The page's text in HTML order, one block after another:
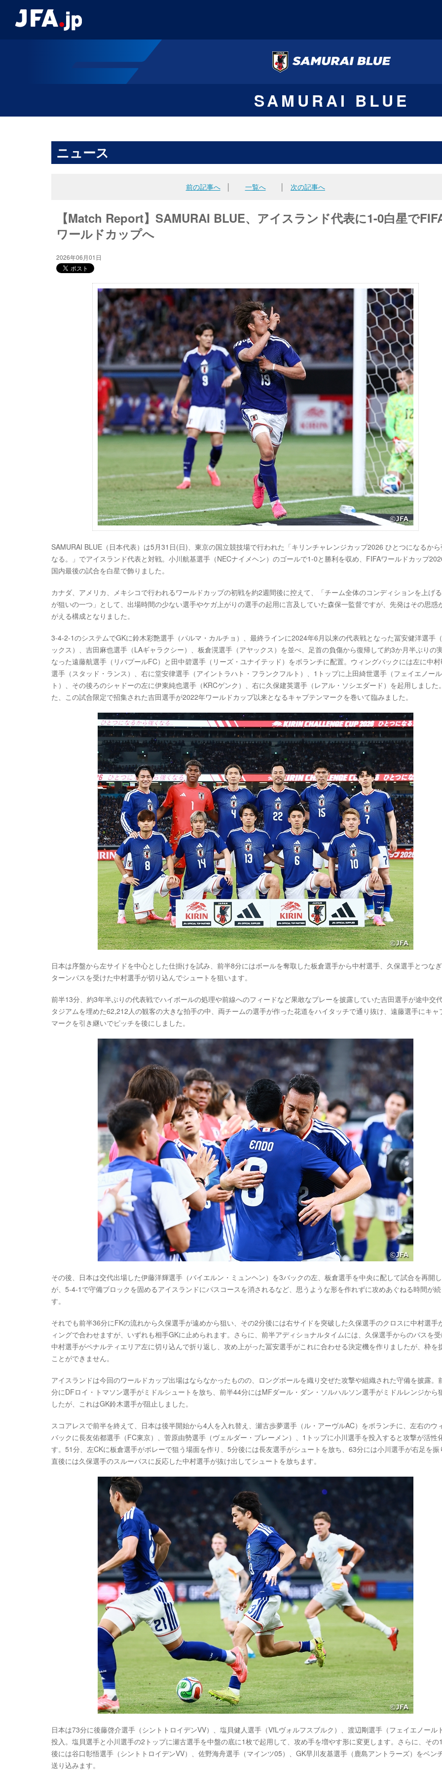
SAMURAI BLUE
ニュース
前の記事へ│ 一覧へ 次の記事へ
【Match Report】SAMURAI BLUE、アイスランド代表に1-0白星で
ワールドカップへ
2026年06月01日
SAMURAI BLUE（日本代表）は5月31日(日)、東京の国立競技場で行われた「キリンチャレンジカップ2026 ひとつになるか
なる。」でアイスランド代表と対戦。小川航基選手（NECナイメヘン）のゴールで1-0と勝利を収め、FIFAワールドカップ
国内最後の試合を白星で飾りました。
カナダ、アメリカ、メキシコで行われるワールドカップの初戦を約2週間後に控えて、「チーム全体のコンディションを上げ
が狙いの一つ」として、出場時間の少ない選手やケガ上がりの選手の起用に言及していた森保一監督ですが、先発はその思惑
がえる構成となりました。
3-4-2-1のシステムでGKに鈴木彩艶選手（パルマ・カルチョ）、最終ラインに2024年6月以来の代表戦となった冨安健洋選手
ックス）、吉田麻也選手（LAギャラクシー）、板倉滉選手（アヤックス）を並べ、足首の負傷から復帰して約3か月半ぶりの
なった遠藤航選手（リバプールFC）と田中碧選手（リーズ・ユナイテッド）をボランチに配置。ウィングバックには左に中
選手（スタッド・ランス）、右に堂安律選手（アイントラハト・フランクフルト）、1トップに上田綺世選手（フェイエノール
ト）、その後ろのシャドーの左に伊東純也選手（KRCゲンク）、右に久保建英選手（レアル・ソシエダード）を起用しました
た、この試合限定で招集された吉田選手が2022年ワールドカップ以来となるキャプテンマークを巻いて臨みました。
日本は序盤から左サイドを中心とした仕掛けを試み、前半8分にはボールを奪取した板倉選手から中村選手、久保選手とつな
ターンパスを受けた中村選手が切り込んでシュートを狙います。
前半13分、約3年半ぶりの代表戦でハイボールの処理や前線へのフィードなど果敢なプレーを披露していた吉田選手が途中交
タジアムを埋めた62,212人の観客の大きな拍手の中、両チームの選手が作った花道をハイタッチで通り抜け、遠藤選手にキャ
マークを引き継いでピッチを後にしました。
その後、日本は交代出場した伊藤洋輝選手（バイエルン・ミュンヘン）を3バックの左、板倉選手を中央に配して試合を再開
が、5-4-1で守備ブロックを固めるアイスランドにパスコースを消されるなど、思うような形を作れずに攻めあぐねる時間が
す。
それでも前半36分にFKの流れから久保選手が遠めから狙い、その2分後には右サイドを突破した久保選手のクロスに中村選手
ィングで合わせますが、いずれも相手GKに止められます。さらに、前半アディショナルタイムには、久保選手からのパスを
中村選手がペナルティエリア左に切り込んで折り返し、攻め上がった冨安選手がこれに合わせる決定機を作りましたが、枠を
ことができません。
アイスランドは今回のワールドカップ出場はならなかったものの、ロングボールを織り交ぜた攻撃や組織された守備を披露。
分にDFロイ・トマソン選手がミドルシュートを放ち、前半44分にはMFダール・ダン・ソルハルソン選手がミドルレンジから
したが、これはGK鈴木選手が阻止しました。
スコアレスで前半を終えて、日本は後半開始から4人を入れ替え、瀬古歩夢選手（ル・アーヴルAC）をボランチに、左右のウ
バックに長友佑都選手（FC東京）、菅原由勢選手（ヴェルダー・ブレーメン）、1トップに小川選手を投入すると攻撃が活性
す。51分、左CKに板倉選手がボレーで狙う場面を作り、5分後には長友選手がシュートを放ち、63分には小川選手が右足を振
直後には久保選手のスルーパスに反応した中村選手が抜け出してシュートを放ちます。
日本は73分に後藤啓介選手（シントトロイデンVV）、塩貝健人選手（VfLヴォルフスブルク）、渡辺剛選手（フェイエノール
投入。塩貝選手と小川選手の2トップに瀬古選手を中盤の底に1枚で起用して、攻め手を増やす形に変更します。さらに、その
後には谷口彰悟選手（シントトロイデンVV）、佐野海舟選手（マインツ05）、GK早川友基選手（鹿島アントラーズ）をベン
送り込みます。